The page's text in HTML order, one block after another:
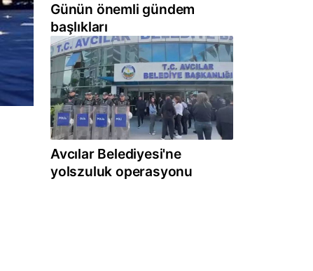
Günün önemli gündem
başlıkları
Avcılar Belediyesi'ne
yolszuluk operasyonu